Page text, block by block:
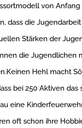
von
dass die
Stärken der
die Jugendlichen
Hehl macht
bei 250 Aktiven das
eine
oft schon ihre